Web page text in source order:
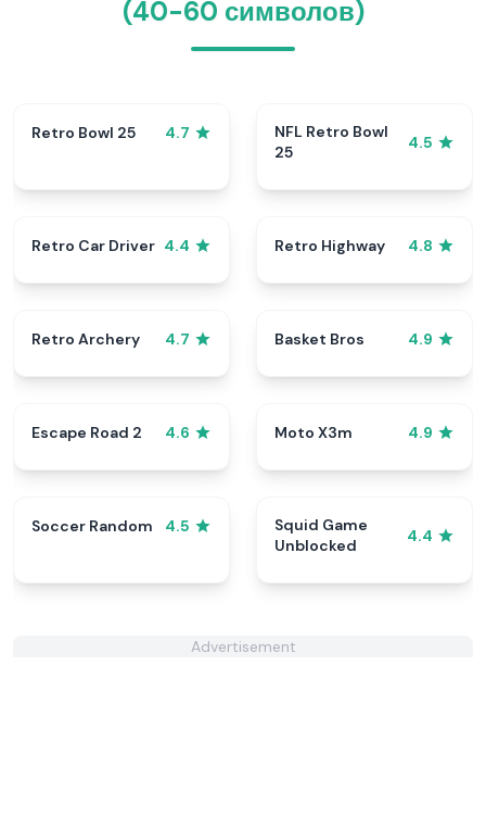
(40-60 символов)
Retro Bowl 25 4.7
NFL Retro Bowl
25
4.5
Retro Car Driver 4.4 Retro Highway 4.8
Retro Archery 4.7 Basket Bros 4.9
Escape Road 2 4.6 Moto X3m 4.9
Soccer Random 4.5
Squid Game
Unblocked
4.4
Advertisement